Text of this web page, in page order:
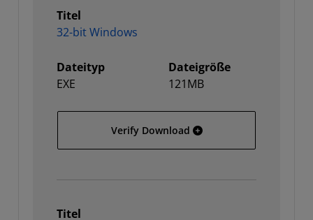
Titel
32-bit Windows
Dateityp
EXE
Dateigröße
121MB
Verify Download 32-bit Windows
Titel